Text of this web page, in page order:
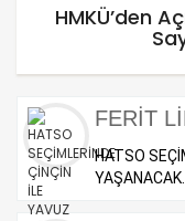
HMKÜ’den
FERİT
HATSO
YAŞANACAK…